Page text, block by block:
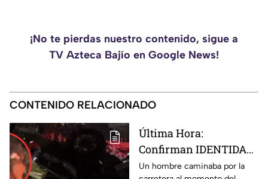
¡No te pierdas nuestro contenido, sigue a
TV Azteca Bajío en Google News!
CONTENIDO RELACIONADO
Última Hora:
Confirman IDENTIDAD
de uno de los
Un hombre caminaba por la